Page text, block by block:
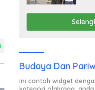
Budaya Dan
Ini contoh widget